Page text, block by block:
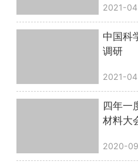
2021-
中国科
调研
2021-
四年一
材料大
2020-